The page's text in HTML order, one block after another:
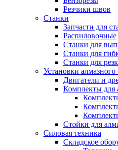
Резчики швов
Станки
Запчасти для
Распиловочные
Станки для
Станки для
Станки для
Установки алмазного
Двигатели и
Комплекты для
Стойки для
Силовая техника
Складское